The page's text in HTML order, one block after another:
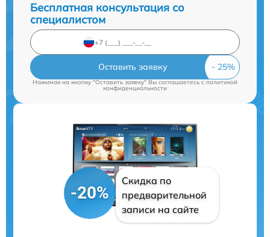
Бесплатная консультация со
специалистом
Оставить заявку
Нажимая на кнопку "Оставить заявку" Вы соглашаетесь c политикой
конфиденциальности
-20%
Скидка по
предварительной
записи на сайте